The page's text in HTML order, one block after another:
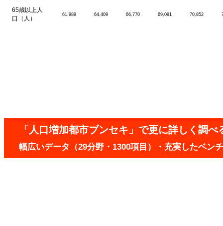
65歳以上人
口（人）
61,989 64,409 66,770 69,091 70,852
「人口増加都市ブンセキ」で更に詳しく調べ
幅広いデータ（29分野・1300項目）・充実したベン